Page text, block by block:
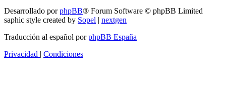
Desarrollado porphpBB® Forum Software © phpBB Limited
saphic style created by Sopel | nextgen
Traducción al español porphpBB España
Privacidad | Condiciones